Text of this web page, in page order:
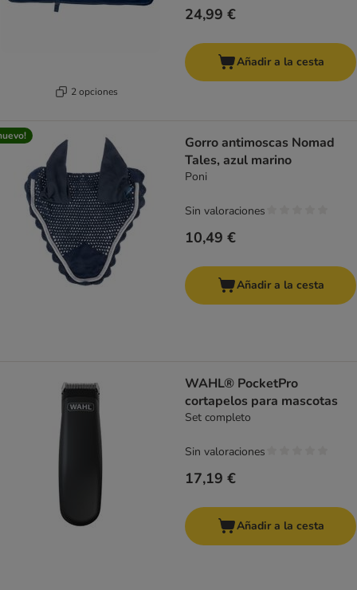
2 opciones
24,99 €
Añadir a la cesta
Gorro antimoscas Nomad
Tales, azul marino
Poni
10,49 €
Sin valoraciones
Añadir a la cesta
WAHL® PocketPro
cortapelos para mascotas
Set completo
17,19 €
Sin valoraciones
Añadir a la cesta